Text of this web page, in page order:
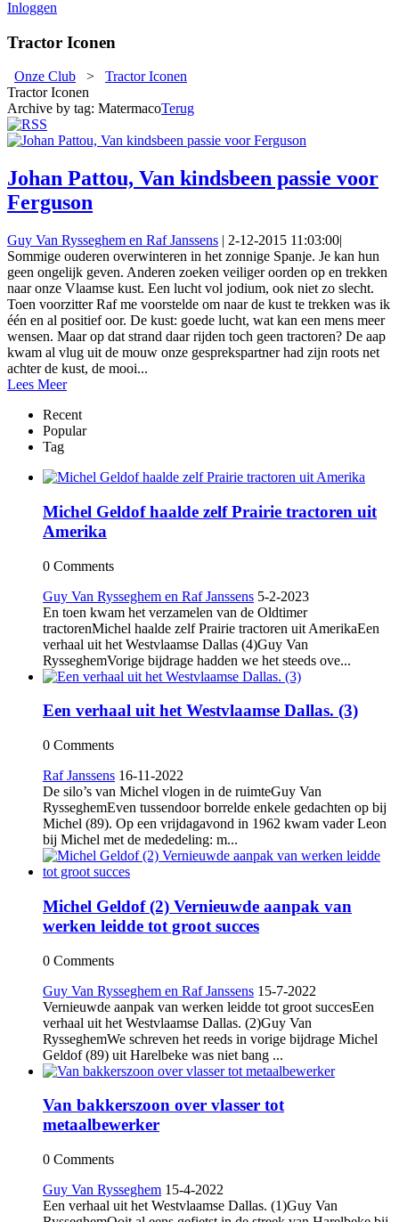
Inloggen
Tractor Iconen
Onze Club > Tractor Iconen
Tractor Iconen
Archive by tag: MatermacoTerug
Johan Pattou, Van kindsbeen passie voor
Ferguson
Guy Van Rysseghem en Raf Janssens | 2-12-2015 11:03:00|
Sommige ouderen overwinteren in het zonnige Spanje. Je kan hun
geen ongelijk geven. Anderen zoeken veiliger oorden op en trekken
naar onze Vlaamse kust. Een lucht vol jodium, ook niet zo slecht.
Toen voorzitter Raf me voorstelde om naar de kust te trekken was ik
één en al positief oor. De kust: goede lucht, wat kan een mens meer
wensen. Maar op dat strand daar rijden toch geen tractoren? De aap
kwam al vlug uit de mouw onze gesprekspartner had zijn roots net
achter de kust, de mooi...
Lees Meer
Recent
Popular
Tag
Michel Geldof haalde zelf Prairie tractoren uit
Amerika
0 Comments
Guy Van Rysseghem en Raf Janssens 5-2-2023
En toen kwam het verzamelen van de Oldtimer
tractorenMichel haalde zelf Prairie tractoren uit AmerikaEen
verhaal uit het Westvlaamse Dallas (4)Guy Van
RysseghemVorige bijdrage hadden we het steeds ove...
Een verhaal uit het Westvlaamse Dallas. (3)
0 Comments
Raf Janssens 16-11-2022
De silo’s van Michel vlogen in de ruimteGuy Van
RysseghemEven tussendoor borrelde enkele gedachten op bij
Michel (89). Op een vrijdagavond in 1962 kwam vader Leon
bij Michel met de mededeling: m...
Michel Geldof (2) Vernieuwde aanpak van
werken leidde tot groot succes
0 Comments
Guy Van Rysseghem en Raf Janssens 15-7-2022
Vernieuwde aanpak van werken leidde tot groot succesEen
verhaal uit het Westvlaamse Dallas. (2)Guy Van
RysseghemWe schreven het reeds in vorige bijdrage Michel
Geldof (89) uit Harelbeke was niet bang ...
Van bakkerszoon over vlasser tot
metaalbewerker
0 Comments
Guy Van Rysseghem 15-4-2022
Een verhaal uit het Westvlaamse Dallas. (1)Guy Van